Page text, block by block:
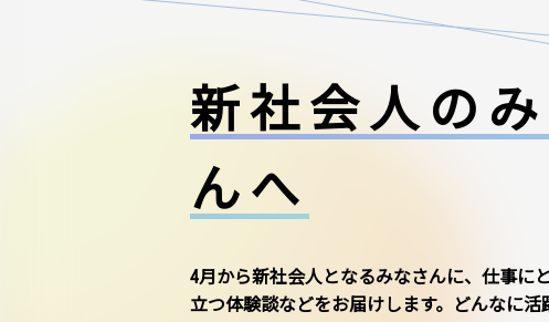
新社会人の
んへ
4月から新社会人となるみなさんに、仕事に
立つ体験談などをお届けします。どんなに活